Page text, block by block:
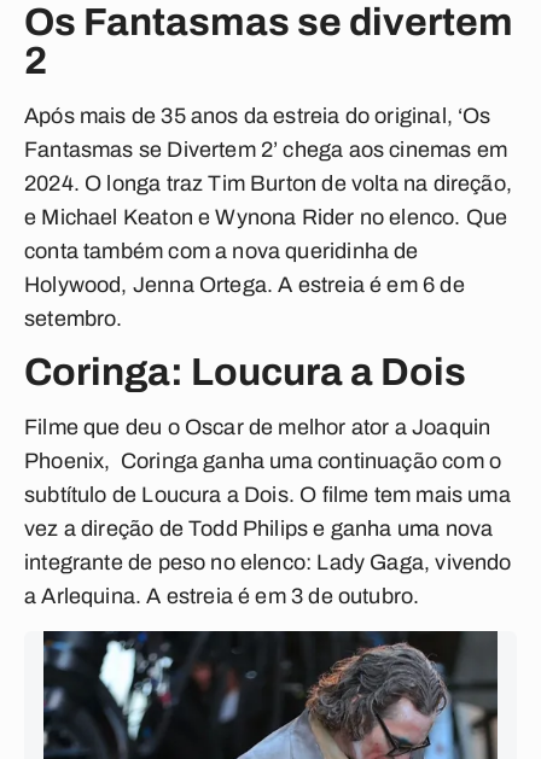
Os Fantasmas se divertem
2
Após mais de 35 anos da estreia do original, ‘Os
Fantasmas se Divertem 2’ chega aos cinemas em
2024. O longa traz Tim Burton de volta na direção,
e Michael Keaton e Wynona Rider no elenco. Que
conta também com a nova queridinha de
Holywood, Jenna Ortega. A estreia é em 6 de
setembro.
Coringa: Loucura a Dois
Filme que deu o Oscar de melhor ator a Joaquin
Phoenix, Coringa ganha uma continuação com o
subtítulo de Loucura a Dois. O filme tem mais uma
vez a direção de Todd Philips e ganha uma nova
integrante de peso no elenco: Lady Gaga, vivendo
a Arlequina. A estreia é em 3 de outubro.